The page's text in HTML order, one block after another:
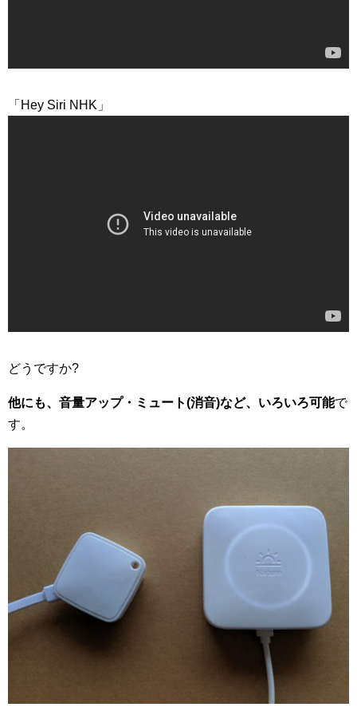
「Hey Siri NHK」
どうですか?
他にも、音量アップ・ミュート(消音)など、いろいろ可能で
す。